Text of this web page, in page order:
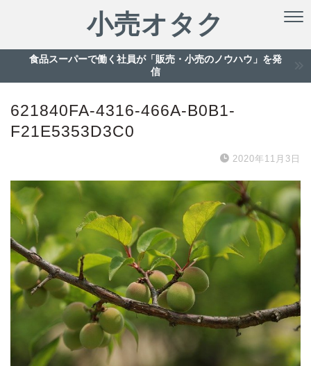
小売オタク
食品スーパーで働く社員が「販売・小売のノウハウ」を発
信
621840FA-4316-466A-B0B1-
F21E5353D3C0
2020年11月3日